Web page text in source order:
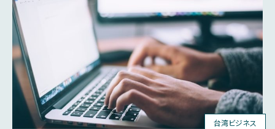
台湾ビジネス